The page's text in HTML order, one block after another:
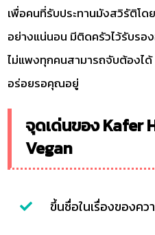
เพื่อคนที่รับประทานมังสวิรัติโด
อย่างแน่นอน มีติดครัวไว้รับรอ
ไม่แพงทุกคนสามารถจับต้องไ
อร่อยรอคุณอยู่
จุดเด่นของ Kafer
Vegan
ขึ้นชื่อในเรื่องของค